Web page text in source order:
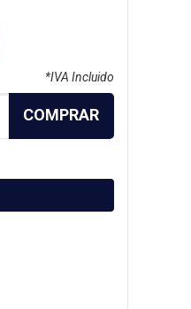
*IVA Incluido
COMPRAR